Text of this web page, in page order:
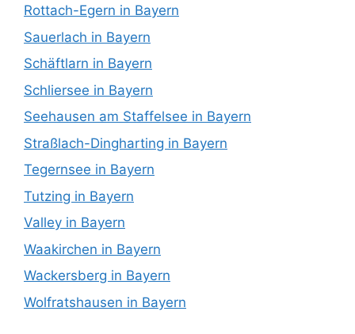
Rottach-Egern in Bayern
Sauerlach in Bayern
Schäftlarn in Bayern
Schliersee in Bayern
Seehausen am Staffelsee in Bayern
Straßlach-Dingharting in Bayern
Tegernsee in Bayern
Tutzing in Bayern
Valley in Bayern
Waakirchen in Bayern
Wackersberg in Bayern
Wolfratshausen in Bayern